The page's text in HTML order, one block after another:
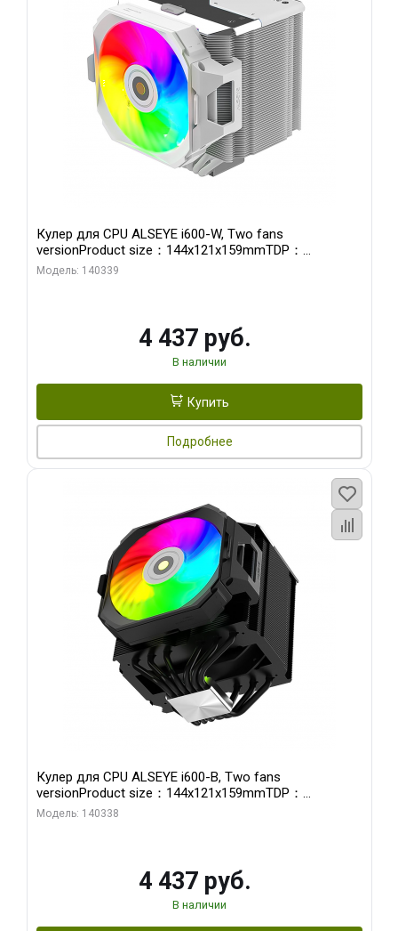
Кулер для CPU ALSEYE i600-W, Two fans
versionProduct size：144x121x159mmTDP：
270WSoldering technology CD textureApplication:Intel：
Модель: 140339
4 437 руб.
В наличии
Купить
Подробнее
Кулер для CPU ALSEYE i600-B, Two fans
versionProduct size：144x121x159mmTDP：
270WSoldering technology CD textureApplication:Intel：
Модель: 140338
4 437 руб.
В наличии